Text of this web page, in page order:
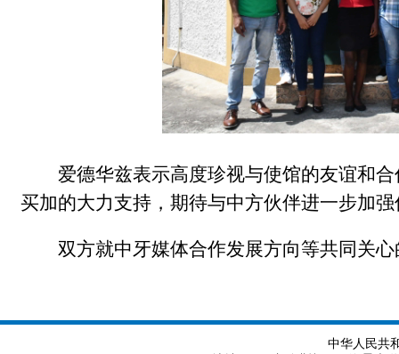
爱德华兹表示高度珍视与使馆的友谊和
买加的大力支持，期待与中方伙伴进一步加
双方就中牙媒体合作发展方向等共同关
中华人民共